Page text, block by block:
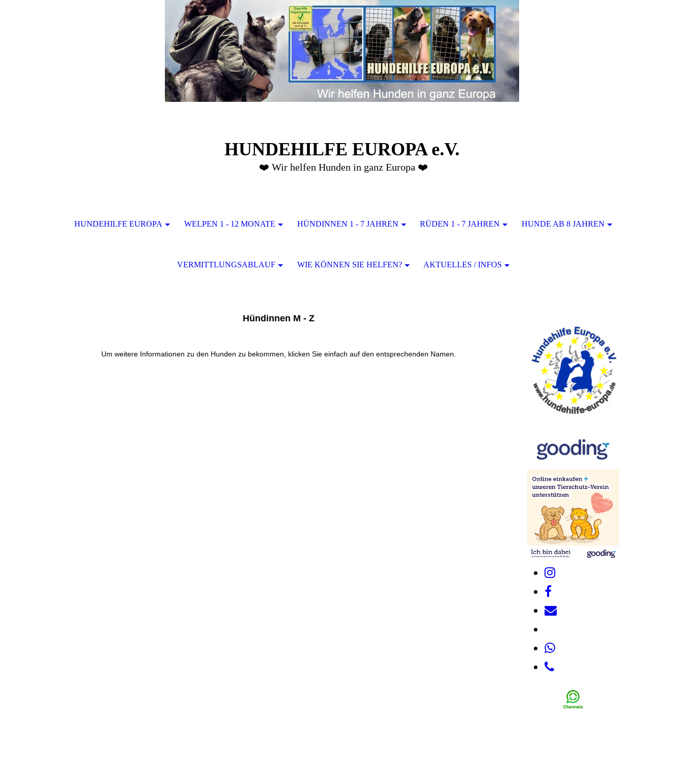
HUNDEHILFE EUROPA e.V.
❤️ Wir helfen Hunden in ganz Europa ❤️
HUNDEHILFE EUROPA WELPEN 1 - 12 MONATE HÜNDINNEN 1 - 7 JAHREN RÜDEN 1 - 7 JAHREN HUNDE AB 8 JAHREN
VERMITTLUNGSABLAUF WIE KÖNNEN SIE HELFEN? AKTUELLES / INFOS
Hündinnen M - Z
Um weitere Informationen zu den Hunden zu bekommen, klicken Sie einfach auf den entsprechenden Namen.